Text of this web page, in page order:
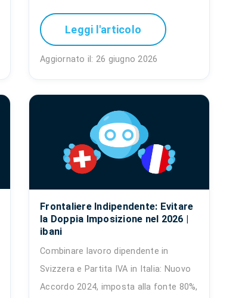
Leggi l'articolo
Aggiornato il: 26 giugno 2026
Frontaliere Indipendente: Evitare
la Doppia Imposizione nel 2026 |
ibani
Combinare lavoro dipendente in
Svizzera e Partita IVA in Italia: Nuovo
Accordo 2024, imposta alla fonte 80%,